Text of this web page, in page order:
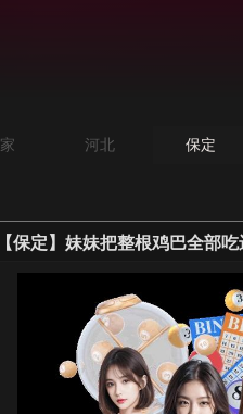
河北 保定
【保定】妹妹把整根鸡巴全部